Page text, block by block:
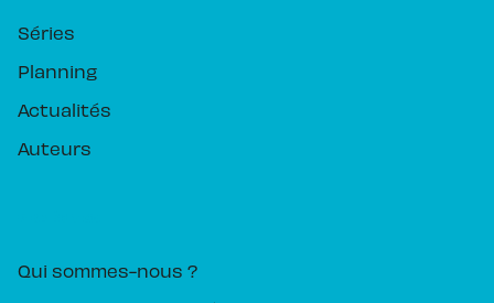
Séries
Planning
Actualités
Auteurs
Qui sommes-nous ?